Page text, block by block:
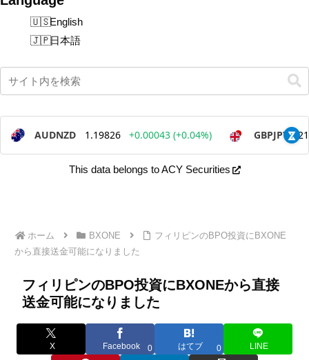
English
日本語
This data belongs to ACY Securities
ホーム BXONE
フィリピンのBPO投資にBXONE
から直接送金可能になりました
フィリピンのBPO投資にBXONEから直接
送金可能になりました
X Facebook 0 はてブ 0 LINE